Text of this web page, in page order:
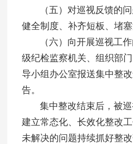
（五）对巡视反馈的
健全制度、补齐短板、堵塞
（六）向开展巡视工
级纪检监察机关、组织部
导小组办公室报送集中整
告。
集中整改结束后，被
建立常态化、长效化整改
未解决的问题持续抓好整